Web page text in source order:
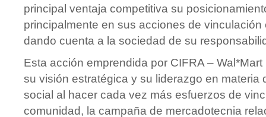
principal ventaja competitiva su
principalmente en sus acciones de
dando cuenta a la sociedad de su
Esta acción emprendida por CIFRA –
su visión estratégica y su liderazgo en materia
social al hacer cada vez más esfuerzos de
comunidad, la campaña de mercadotecnia